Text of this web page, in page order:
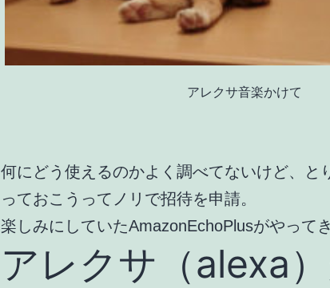
アレクサ音楽かけて
何にどう使えるのかよく調べてないけど、と
っておこうってノリで招待を申請。
楽しみにしていたAmazonEchoPlusがやってき
アレクサ（alexa